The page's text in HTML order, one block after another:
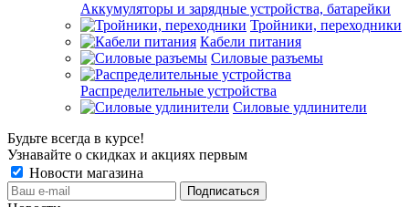
Аккумуляторы и зарядные устройства, батарейки
Тройники, переходники
Кабели питания
Силовые разъемы
Распределительные устройства
Силовые удлинители
Будьте всегда в курсе!
Узнавайте о скидках и акциях первым
Новости магазина